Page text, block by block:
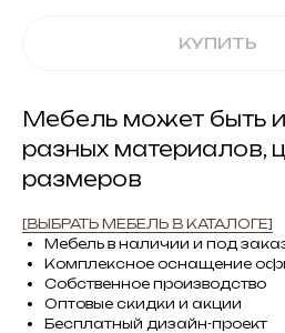
КУПИТЬ
Мебель может быть
разных материалов,
размеров
[ВЫБРАТЬ МЕБЕЛЬ В КАТАЛОГЕ]
Мебель в наличии и под
Комплексное оснащение
Собственное производство
Оптовые скидки и акции
Бесплатный дизайн-проект